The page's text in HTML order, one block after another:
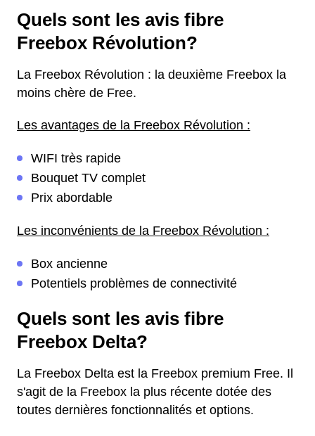
Quels sont les avis fibre
Freebox Révolution?
La Freebox Révolution : la deuxième Freebox la
moins chère de Free.
Les avantages de la Freebox Révolution :
WIFI très rapide
Bouquet TV complet
Prix abordable
Les inconvénients de la Freebox Révolution :
Box ancienne
Potentiels problèmes de connectivité
Quels sont les avis fibre
Freebox Delta?
La Freebox Delta est la Freebox premium Free. Il
s'agit de la Freebox la plus récente dotée des
toutes dernières fonctionnalités et options.